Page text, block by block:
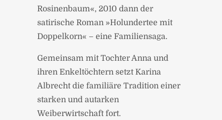
Rosinenbaum«, 2010 dann der
satirische Roman »Holundertee mit
Doppelkorn« – eine Familiensaga.
Gemeinsam mit Tochter Anna und
ihren Enkeltöchtern setzt Karina
Albrecht die familiäre Tradition einer
starken und autarken
Weiberwirtschaft fort.